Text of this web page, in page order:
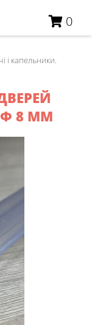
0
і капельники.
8 ММ